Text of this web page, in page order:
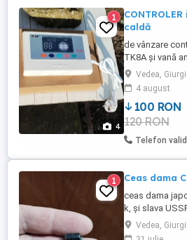
4
1
caldă
de vânzare
TK8A și vană
Vedea,
4 august
100 RON
120 RON
Telefon
1 Ceas dama
ceas dama
k, și slava
Vedea,